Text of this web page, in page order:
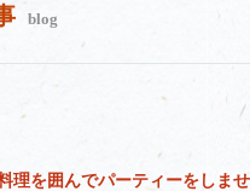
blog
理を囲んでパーティーをしま